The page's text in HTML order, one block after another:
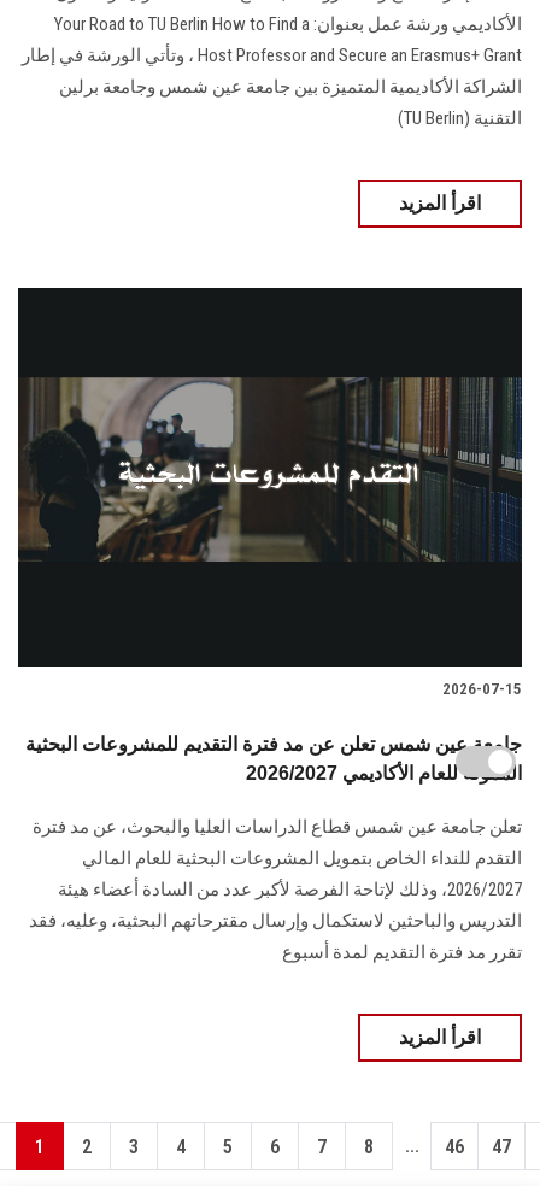
الأكاديمي ورشة عمل بعنوان: Your Road to TU Berlin How to Find a
Host Professor and Secure an Erasmus+ Grant ، وتأتي الورشة في إطار
الشراكة الأكاديمية المتميزة بين جامعة عين شمس وجامعة برلين
التقنية (TU Berlin)
اقرأ المزيد
2026-07-15
جامعة عين شمس تعلن عن مد فترة التقديم للمشروعات البحثية
الممولة للعام الأكاديمي 2026/2027
تعلن جامعة عين شمس قطاع الدراسات العليا والبحوث، عن مد فترة
التقدم للنداء الخاص بتمويل المشروعات البحثية للعام المالي
2026/2027، وذلك لإتاحة الفرصة لأكبر عدد من السادة أعضاء هيئة
التدريس والباحثين لاستكمال وإرسال مقترحاتهم البحثية، وعليه، فقد
تقرر مد فترة التقديم لمدة أسبوع
اقرأ المزيد
1 2 3 4 5 6 7 8 ... 46 47